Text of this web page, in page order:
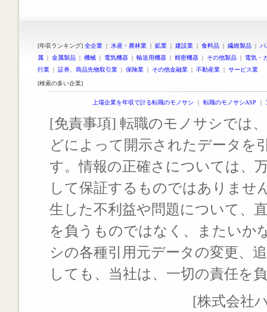
[年収ランキング] 全企業 | 水産・農林業 | 鉱業 | 建設業 | 食料品 | 繊維製品 |
属 | 金属製品 | 機械 | 電気機器 | 輸送用機器 | 精密機器 | その他製品 | 電気・
行業 | 証券、商品先物取引業 | 保険業 | その他金融業 | 不動産業 | サービス業
[検索の多い企業]
上場企業を年収で計る転職のモノサシ ｜ 転職のモノサシASP ｜
[免責事項] 転職のモノサシでは
どによって開示されたデータを
す。情報の正確さについては、
して保証するものではありませ
生した不利益や問題について、
を負うものではなく、またいか
シの各種引用元データの変更、
しても、当社は、一切の責任を
[株式会社